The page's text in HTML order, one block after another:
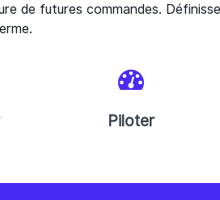
de futures commandes.
Piloter